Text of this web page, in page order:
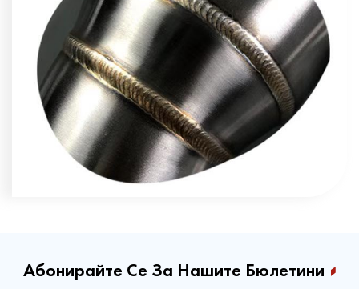
Абонирайте Се За Нашите Бюлетини